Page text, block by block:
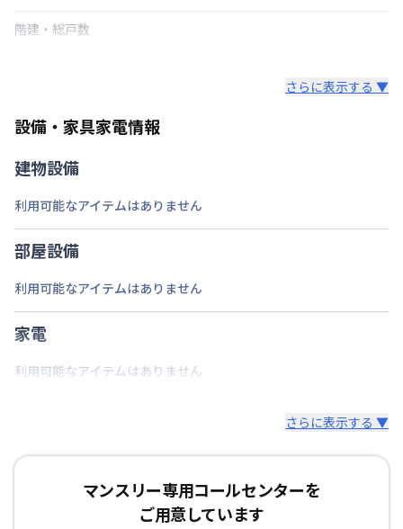
階建・総戸数
禁煙・喫煙
交通
定員
8名
駐車場
次回更新日
情報更新日より14日以内
情報更新日 2026年7月27日
さらに表示する ▼
設備・家具家電情報
建物設備
利用可能なアイテムはありません
部屋設備
利用可能なアイテムはありません
家電
利用可能なアイテムはありません
さらに表示する ▼
マンスリー専用コールセンターを
ご用意しています